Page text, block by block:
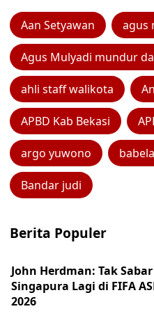
Aan Setyawan agus
Agus Mulyadi mundur
ahli staff walikota
APBD Kab Bekasi
argo yuwono
Bandar judi
Berita Populer
John Herdman: Tak
Singapura Lagi di FIFA
2026